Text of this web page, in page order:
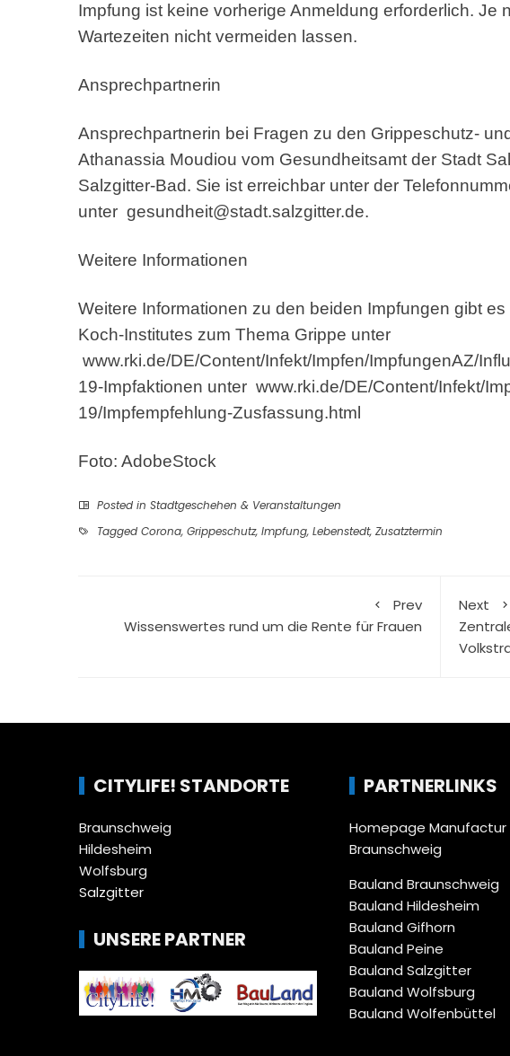
Impfung ist keine vorherige Anmeldung erforderlich. Je
Wartezeiten nicht vermeiden lassen.
Ansprechpartnerin
Ansprechpartnerin bei Fragen zu den Grippeschutz-
Athanassia Moudiou vom Gesundheitsamt der Stadt
Salzgitter-Bad. Sie ist erreichbar unter der
unter gesundheit@stadt.salzgitter.de.
Weitere Informationen
Weitere Informationen zu den beiden Impfungen gibt
Koch-Institutes zum Thema Grippe unter
www.rki.de/DE/Content/Infekt/Impfen/ImpfungenAZ/
19-Impfaktionen unter www.rki.de/DE/Content/Infekt/
19/Impfempfehlung-Zusfassung.html
Foto: AdobeStock
Posted in Stadtgeschehen & Veranstaltungen
Tagged Corona, Grippeschutz, Impfung, Lebenstedt, Zusatztermin
Prev
Wissenswertes rund um die Rente für Frauen
Next
CITYLIFE! STANDORTE
Braunschweig
Hildesheim
Wolfsburg
Salzgitter
UNSERE PARTNER
PARTNERLINKS
Homepage Manufactur
Braunschweig
Bauland Braunschweig
Bauland Hildesheim
Bauland Gifhorn
Bauland Peine
Bauland Salzgitter
Bauland Wolfsburg
Bauland Wolfenbüttel